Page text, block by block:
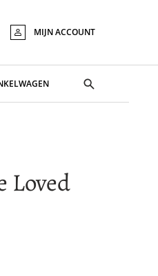
de
MIJN ACCOUNT
Toggle
search
Loved